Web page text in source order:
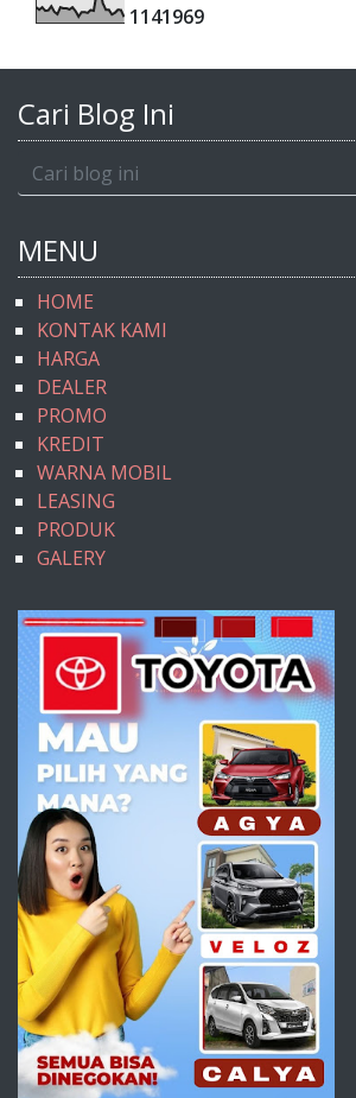
1141969
Cari Blog Ini
MENU
HOME
KONTAK KAMI
HARGA
DEALER
PROMO
KREDIT
WARNA MOBIL
LEASING
PRODUK
GALERY